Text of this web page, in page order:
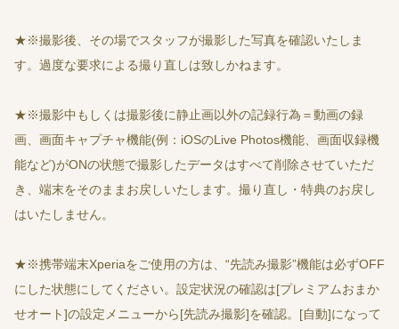
★※撮影後、その場でスタッフが撮影した写真を確認いたしま
す。過度な要求による撮り直しは致しかねます。
★※撮影中もしくは撮影後に静止画以外の記録行為＝動画の録
画、画面キャプチャ機能(例：iOSのLive Photos機能、画面収録機
能など)がONの状態で撮影したデータはすべて削除させていただ
き、端末をそのままお戻しいたします。撮り直し・特典のお戻し
はいたしません。
★※携帯端末Xperiaをご使用の方は、“先読み撮影”機能は必ずOFF
にした状態にしてください。設定状況の確認は[プレミアムおまか
せオート]の設定メニューから[先読み撮影]を確認。[自動]になって